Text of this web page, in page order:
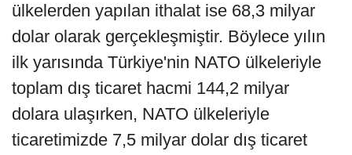
ülkelerden yapılan ithalat ise 68,3 milyar
dolar olarak gerçekleşmiştir. Böylece yılın
ilk yarısında Türkiye'nin NATO ülkeleriyle
toplam dış ticaret hacmi 144,2 milyar
dolara ulaşırken, NATO ülkeleriyle
ticaretimizde 7,5 milyar dolar dış ticaret